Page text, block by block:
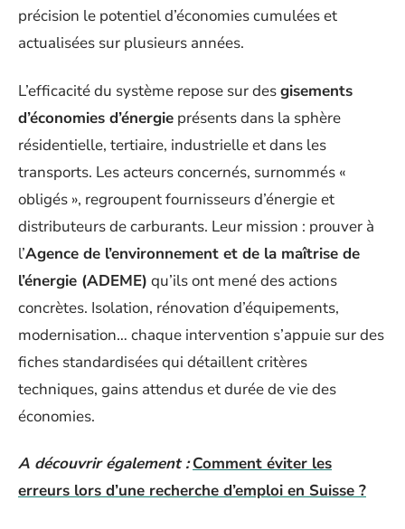
précision le potentiel d’économies cumulées et
actualisées sur plusieurs années.
L’efficacité du système repose sur desgisements
d’économies d’énergie présents dans la sphère
résidentielle, tertiaire, industrielle et dans les
transports. Les acteurs concernés, surnommés «
obligés », regroupent fournisseurs d’énergie et
distributeurs de carburants. Leur mission : prouver à
l’Agence de l’environnement et de la maîtrise de
l’énergie (ADEME) qu’ils ont mené des actions
concrètes. Isolation, rénovation d’équipements,
modernisation… chaque intervention s’appuie sur des
fiches standardisées qui détaillent critères
techniques, gains attendus et durée de vie des
économies.
A découvrir également : Comment éviter les
erreurs lors d’une recherche d’emploi en Suisse ?